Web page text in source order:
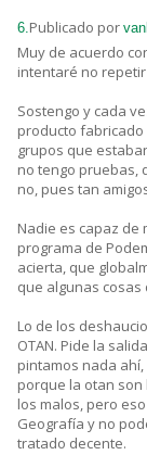
6.Publicado por
Muy de acuerdo
intentaré no
Sostengo y cada
producto
grupos que
no tengo pruebas,
no, pues tan
Nadie es capaz de
programa de
acierta, que
que algunas
Lo de los
OTAN. Pide la
pintamos nada
porque la otan
los malos, pero
Geografía y no
tratado decente.